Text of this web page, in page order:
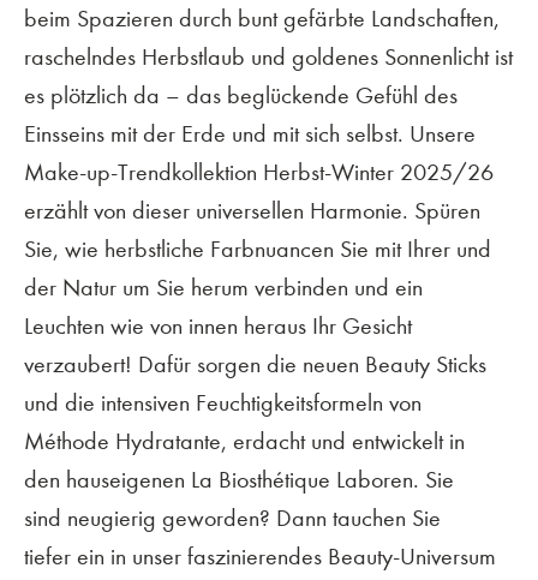
beim Spazieren durch bunt gefärbte Landschaften,
raschelndes Herbstlaub und goldenes Sonnenlicht ist
es plötzlich da – das beglückende Gefühl des
Einsseins mit der Erde und mit sich selbst. Unsere
Make-up-Trendkollektion Herbst-Winter 2025/26
erzählt von dieser universellen Harmonie. Spüren
Sie, wie herbstliche Farbnuancen Sie mit Ihrer und
der Natur um Sie herum verbinden und ein
Leuchten wie von innen heraus Ihr Gesicht
verzaubert! Dafür sorgen die neuen Beauty Sticks
und die intensiven Feuchtigkeitsformeln von
Méthode Hydratante, erdacht und entwickelt in
den hauseigenen La Biosthétique Laboren. Sie
sind neugierig geworden? Dann tauchen Sie
tiefer ein in unser faszinierendes Beauty-Universum